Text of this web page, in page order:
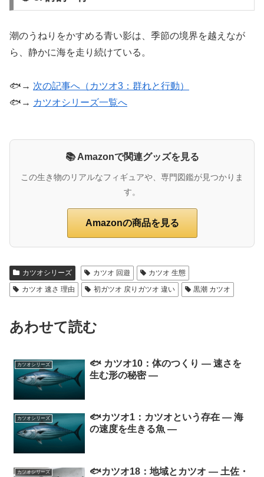
潮のうねりをかすめる青い影は、季節の境界を越えなが
ら、静かに海を走り続けている。
🐟→ 次の記事へ（カツオ3：群れと行動）
🐟→ カツオシリーズ一覧へ
📚 Amazonで関連グッズを見る
この生き物のリアルなフィギュアや、専門図鑑が見つかりま
す。
Amazonの商品を見る
カツオシリーズ カツオ 回遊
カツオ 生態
カツオ 速さ 理由
初ガツオ 戻りガツオ 違い 黒潮 カツオ
あわせて読む
カツオシリーズ
🐟 カツオ10：体のつくり ― 速さを
生む形の秘密 ―
カツオシリーズ
🐟カツオ1：カツオという存在 ― 海
の速度を生きる魚 ―
カツオシリーズ
🐟カツオ18：地域とカツオ ― 土佐・